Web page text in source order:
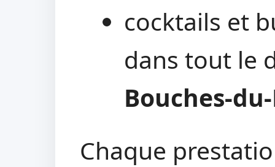
cocktails et
dans tout le
Bouches-
Chaque